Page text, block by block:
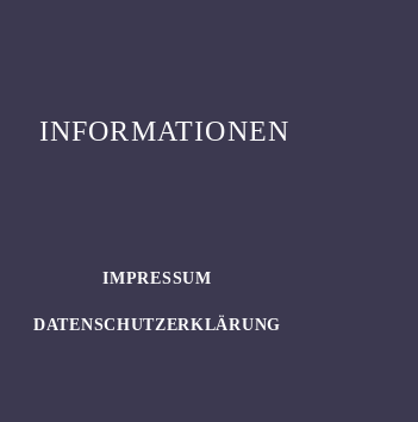
INFORMATIONEN
IMPRESSUM
DATENSCHUTZERKLÄRUNG